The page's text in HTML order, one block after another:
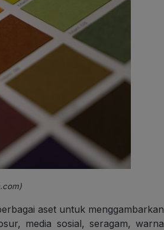
aset untuk menggambarkan
media sosial, seragam, warna